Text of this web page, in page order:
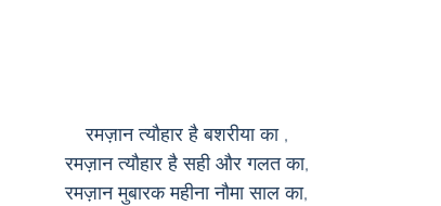
रमज़ान त्यौहार है बशरीया का ,
रमज़ान त्यौहार है सही और गलत का,
रमज़ान मुबारक महीना नौमा साल का,